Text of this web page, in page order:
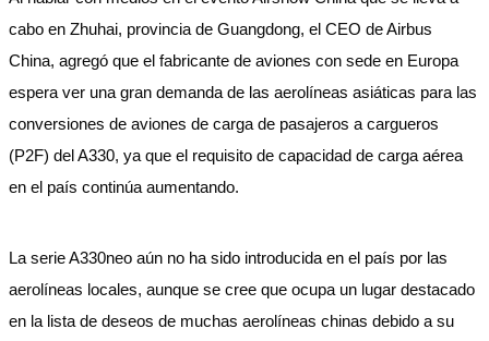
cabo en Zhuhai, provincia de Guangdong, el CEO de Airbus
China, agregó que el fabricante de aviones con sede en Europa
espera ver una gran demanda de las aerolíneas asiáticas para las
conversiones de aviones de carga de pasajeros a cargueros
(P2F) del A330, ya que el requisito de capacidad de carga aérea
en el país continúa aumentando.
La serie A330neo aún no ha sido introducida en el país por las
aerolíneas locales, aunque se cree que ocupa un lugar destacado
en la lista de deseos de muchas aerolíneas chinas debido a su